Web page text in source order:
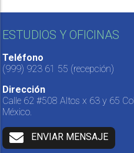
ESTUDIOS Y OFICINAS
Teléfono
(999) 923 61 55 (recepción)
Dirección
Calle 62 #508 Altos x 63 y 65
México.
ENVIAR MENSAJE